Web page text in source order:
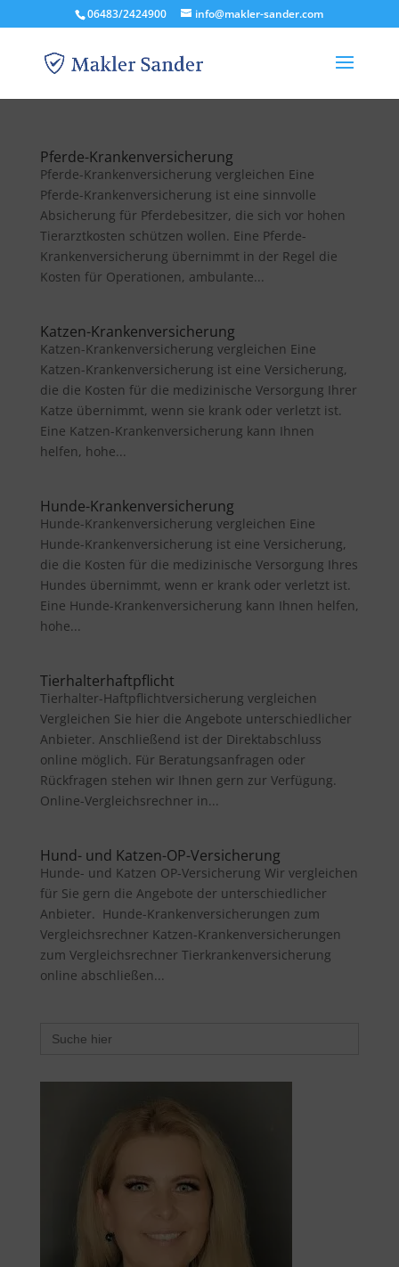
06483/2424900 info@makler-sander.com
Pferde-Krankenversicherung
Pferde-Krankenversicherung vergleichen Eine
Pferde-Krankenversicherung ist eine sinnvolle
Absicherung für Pferdebesitzer, die sich vor hohen
Tierarztkosten schützen wollen. Eine Pferde-
Krankenversicherung übernimmt in der Regel die
Kosten für Operationen, ambulante...
Katzen-Krankenversicherung
Katzen-Krankenversicherung vergleichen Eine
Katzen-Krankenversicherung ist eine Versicherung,
die die Kosten für die medizinische Versorgung Ihrer
Katze übernimmt, wenn sie krank oder verletzt ist.
Eine Katzen-Krankenversicherung kann Ihnen
helfen, hohe...
Hunde-Krankenversicherung
Hunde-Krankenversicherung vergleichen Eine
Hunde-Krankenversicherung ist eine Versicherung,
die die Kosten für die medizinische Versorgung Ihres
Hundes übernimmt, wenn er krank oder verletzt ist.
Eine Hunde-Krankenversicherung kann Ihnen helfen,
hohe...
Tierhalterhaftpflicht
Tierhalter-Haftpflichtversicherung vergleichen
Vergleichen Sie hier die Angebote unterschiedlicher
Anbieter. Anschließend ist der Direktabschluss
online möglich. Für Beratungsanfragen oder
Rückfragen stehen wir Ihnen gern zur Verfügung.
Online-Vergleichsrechner in...
Hund- und Katzen-OP-Versicherung
Hunde- und Katzen OP-Versicherung Wir vergleichen
für Sie gern die Angebote der unterschiedlicher
Anbieter. Hunde-Krankenversicherungen zum
Vergleichsrechner Katzen-Krankenversicherungen
zum Vergleichsrechner Tierkrankenversicherung
online abschließen...
for: